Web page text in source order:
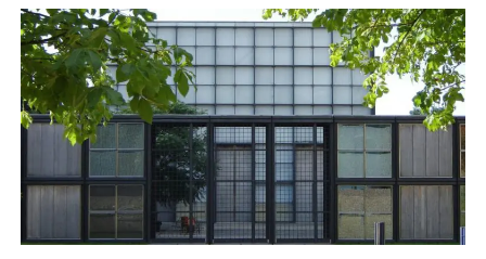
CHRISTUS-PAVILLON
GESCHICHTE
JUGENDGRUPPEN
ERWACHSENENGRUPPEN
UNTERNEHMEN
GEBET & GOTTESDIENST
KONZERTE & MEHR
SEMINARE
FÜHRUNGEN
BUCHUNG
PREISE
UNTERKUNFT & VERPFLEGUNG
ANREISE
KONTAKT
MAGAZIN
ALLE
AKTUELLES
BERICHTE
MITHELFEN
JETZT SPENDEN